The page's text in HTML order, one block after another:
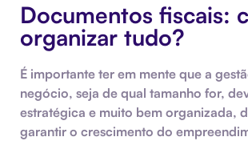
Documentos fiscais:
organizar tudo?
É importante ter em mente que a
negócio, seja de qual tamanho for,
estratégica e muito bem organizada,
garantir o crescimento do